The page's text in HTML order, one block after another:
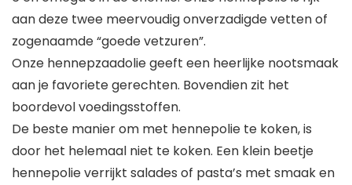
aan deze twee meervoudig onverzadigde vetten of
zogenaamde “goede vetzuren”.
Onze hennepzaadolie geeft een heerlijke nootsmaak
aan je favoriete gerechten. Bovendien zit het
boordevol voedingsstoffen.
De beste manier om met hennepolie te koken, is
door het helemaal niet te koken. Een klein beetje
hennepolie verrijkt salades of pasta’s met smaak en